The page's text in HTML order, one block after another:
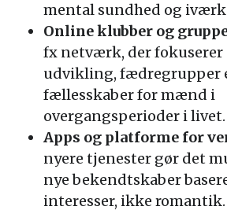
mental sundhed og
Online klubber og
fx netværk, der fokuserer
udvikling, fædregrupper
fællesskaber for mænd i
overgangsperioder i livet.
Apps og platforme for
nyere tjenester gør det
nye bekendtskaber
interesser, ikke romantik.